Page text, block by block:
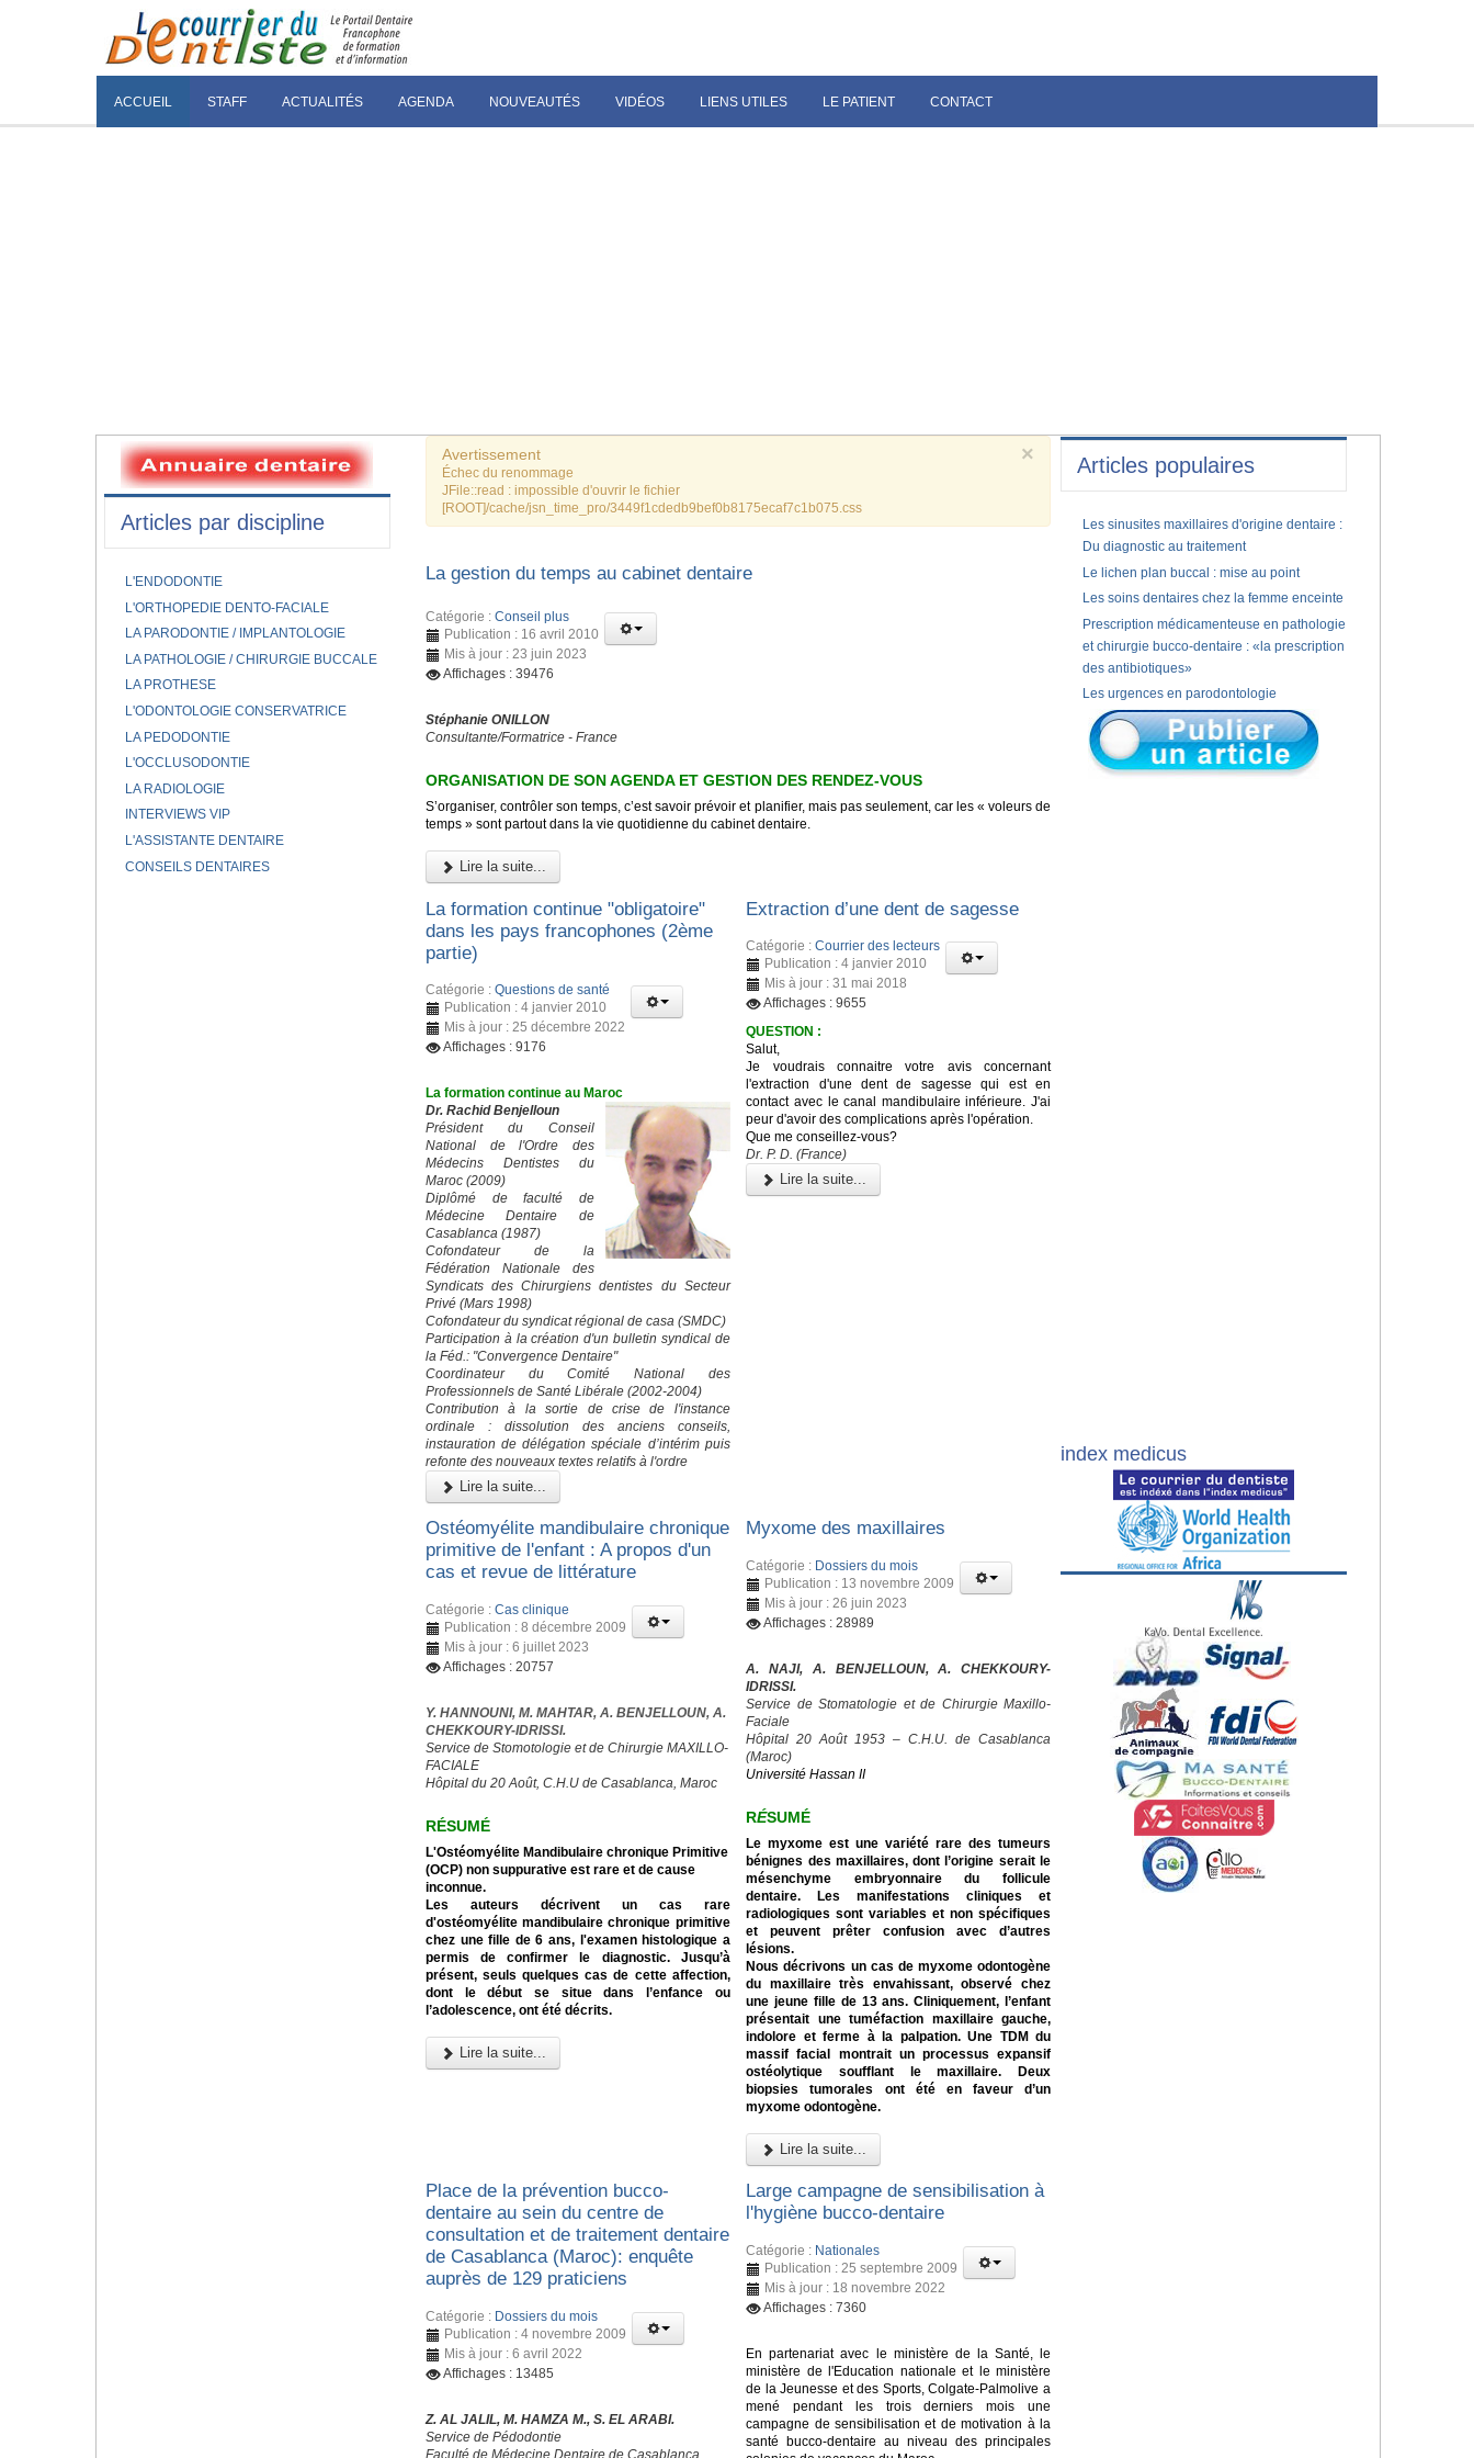
ACCUEIL STAFF ACTUALITÉS AGENDA NOUVEAUTÉS VIDÉOS LIENS UTILES LE PATIENT CONTACT
×
Avertissement
Échec du renommage
JFile::read : impossible d'ouvrir le fichier
[ROOT]/cache/jsn_time_pro/3449f1cdedb9bef0b8175ecaf7c1b075.css
La gestion du temps au cabinet dentaire
Catégorie : Conseil plus
Publication : 16 avril 2010
Mis à jour : 23 juin 2023
Affichages : 39476
Stéphanie ONILLON
Consultante/Formatrice - France
ORGANISATION DE SON AGENDA ET GESTION DES RENDEZ-VOUS
S’organiser, contrôler son temps, c’est savoir prévoir et planifier, mais pas seulement, car les « voleurs de
temps » sont partout dans la vie quotidienne du cabinet dentaire.
Lire la suite...
La formation continue "obligatoire"
dans les pays francophones (2ème
partie)
Catégorie : Questions de santé
Publication : 4 janvier 2010
Mis à jour : 25 décembre 2022
Affichages : 9176
La formation continue au Maroc
Dr. Rachid Benjelloun
Président du Conseil
National de l'Ordre des
Médecins Dentistes du
Maroc (2009)
Diplômé de faculté de
Médecine Dentaire de
Casablanca (1987)
Cofondateur de la
Fédération Nationale des
Syndicats des Chirurgiens dentistes du Secteur
Privé (Mars 1998)
Cofondateur du syndicat régional de casa (SMDC)
Participation à la création d'un bulletin syndical de
la Féd.: "Convergence Dentaire"
Coordinateur du Comité National des
Professionnels de Santé Libérale (2002-2004)
Contribution à la sortie de crise de l'instance
ordinale : dissolution des anciens conseils,
instauration de délégation spéciale d’intérim puis
refonte des nouveaux textes relatifs à l'ordre
Lire la suite...
Extraction d’une dent de sagesse
Catégorie :Courrier des lecteurs
Publication : 4 janvier 2010
Mis à jour : 31 mai 2018
Affichages : 9655
QUESTION :
Salut,
Je voudrais connaitre votre avis concernant
l'extraction d'une dent de sagesse qui est en
contact avec le canal mandibulaire inférieure. J'ai
peur d'avoir des complications après l'opération.
Que me conseillez-vous?
Dr. P. D. (France)
Lire la suite...
Ostéomyélite mandibulaire chronique
primitive de l'enfant : A propos d'un
cas et revue de littérature
Catégorie : Cas clinique
Publication : 8 décembre 2009
Mis à jour : 6 juillet 2023
Affichages : 20757
Y. HANNOUNI, M. MAHTAR, A. BENJELLOUN, A.
CHEKKOURY-IDRISSI.
Service de Stomotologie et de Chirurgie MAXILLO-
FACIALE
Hôpital du 20 Août, C.H.U de Casablanca, Maroc
RÉSUMÉ
L'Ostéomyélite Mandibulaire chronique Primitive
(OCP) non suppurative est rare et de cause
inconnue.
Les auteurs décrivent un cas rare
d'ostéomyélite mandibulaire chronique primitive
chez une fille de 6 ans, l'examen histologique a
permis de confirmer le diagnostic.Jusqu’à
présent, seuls quelques cas de cette affection,
dont le début se situe dans l’enfance ou
l’adolescence, ont été décrits.
Lire la suite...
Myxome des maxillaires
Catégorie : Dossiers du mois
Publication : 13 novembre 2009
Mis à jour : 26 juin 2023
Affichages : 28989
A. NAJI, A. BENJELLOUN, A. CHEKKOURY-
IDRISSI.
Service de Stomatologie et de Chirurgie Maxillo-
Faciale
Hôpital 20 Août 1953 – C.H.U. de Casablanca
(Maroc)
Université Hassan II
RÉSUMÉ
Le myxome est une variété rare des tumeurs
bénignes des maxillaires, dont l’origine serait le
mésenchyme embryonnaire du follicule
dentaire. Les manifestations cliniques et
radiologiques sont variables et non spécifiques
et peuvent prêter confusion avec d’autres
lésions.
Nous décrivons un cas de myxome odontogène
du maxillaire très envahissant, observé chez
une jeune fille de 13 ans. Cliniquement, l’enfant
présentait une tuméfaction maxillaire gauche,
indolore et ferme à la palpation. Une TDM du
massif facial montrait un processus expansif
ostéolytique soufflant le maxillaire. Deux
biopsies tumorales ont été en faveur d’un
myxome odontogène.
Lire la suite...
Place de la prévention bucco-
dentaire au sein du centre de
consultation et de traitement dentaire
de Casablanca (Maroc): enquête
auprès de 129 praticiens
Catégorie : Dossiers du mois
Publication : 4 novembre 2009
Mis à jour : 6 avril 2022
Affichages : 13485
Z. AL JALIL, M. HAMZA M., S. EL ARABI.
Service de Pédodontie
Faculté de Médecine Dentaire de Casablanca
Large campagne de sensibilisation à
l'hygiène bucco-dentaire
Catégorie : Nationales
Publication : 25 septembre 2009
Mis à jour : 18 novembre 2022
Affichages : 7360
En partenariat avec le ministère de la Santé, le
ministère de l'Education nationale et le ministère
de la Jeunesse et des Sports, Colgate-Palmolive a
mené pendant les trois derniers mois une
campagne de sensibilisation et de motivation à la
santé bucco-dentaire au niveau des principales
Articles par discipline
L'ENDODONTIE
L'ORTHOPEDIE DENTO-FACIALE
LA PARODONTIE / IMPLANTOLOGIE
LA PATHOLOGIE / CHIRURGIE BUCCALE
LA PROTHESE
L'ODONTOLOGIE CONSERVATRICE
LA PEDODONTIE
L'OCCLUSODONTIE
LA RADIOLOGIE
INTERVIEWS VIP
L'ASSISTANTE DENTAIRE
CONSEILS DENTAIRES
Articles populaires
Les sinusites maxillaires d'origine dentaire :
Du diagnostic au traitement
Le lichen plan buccal : mise au point
Les soins dentaires chez la femme enceinte
Prescription médicamenteuse en pathologie
et chirurgie bucco-dentaire : «la prescription
des antibiotiques»
Les urgences en parodontologie
index medicus